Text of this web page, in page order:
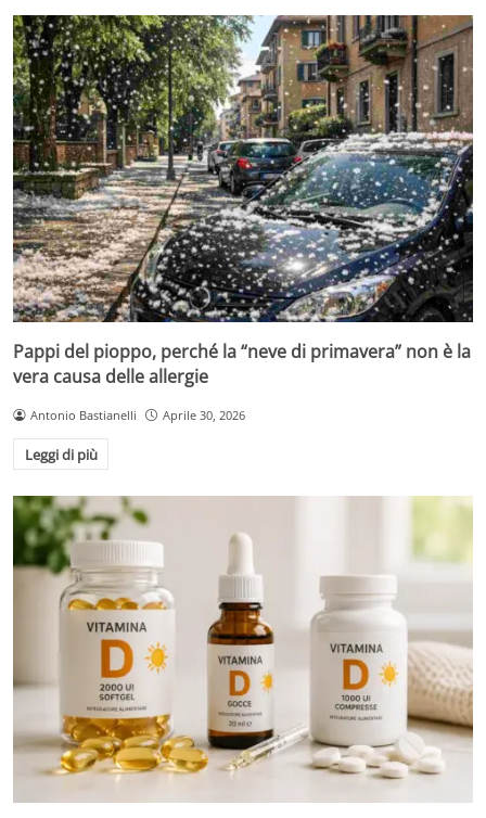
Pappi del pioppo, perché la “neve di primavera” non è la
vera causa delle allergie
Antonio Bastianelli Aprile 30, 2026
Leggi di più